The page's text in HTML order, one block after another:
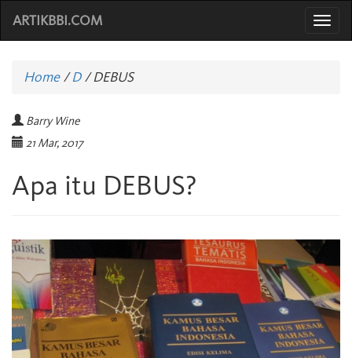
ARTIKBBI.COM
Home/D /DEBUS
Barry Wine
21 Mar, 2017
Apa itu DEBUS?